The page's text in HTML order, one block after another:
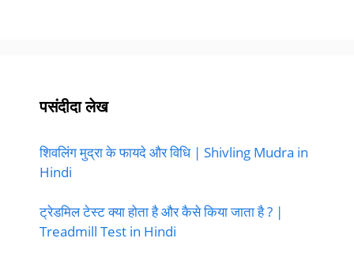
पसंदीदा लेख
शिवलिंग मुद्रा के फायदे और विधि | Shivling Mudra in
Hindi
ट्रेडमिल टेस्ट क्या होता है और कैसे किया जाता है ? |
Treadmill Test in Hindi